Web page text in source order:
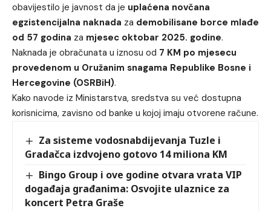
obavijestilo je javnost da je uplaćena novčana
egzistencijalna naknada za demobilisane borce mlađe
od 57 godina za mjesec oktobar 2025. godine.
Naknada je obračunata u iznosu od 7 KM po mjesecu
provedenom u Oružanim snagama Republike Bosne i
Hercegovine (OSRBiH).
Kako navode iz Ministarstva, sredstva su već dostupna
korisnicima, zavisno od banke u kojoj imaju otvorene račune.
Za sisteme vodosnabdijevanja Tuzle i
Gradačca izdvojeno gotovo 14 miliona KM
Bingo Group i ove godine otvara vrata VIP
događaja građanima: Osvojite ulaznice za
koncert Petra Graše